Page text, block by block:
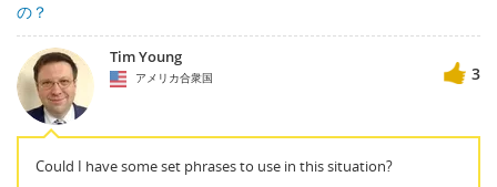
の？
Tim Young
アメリカ合衆国 3
Could I have some set phrases to use in this situation?